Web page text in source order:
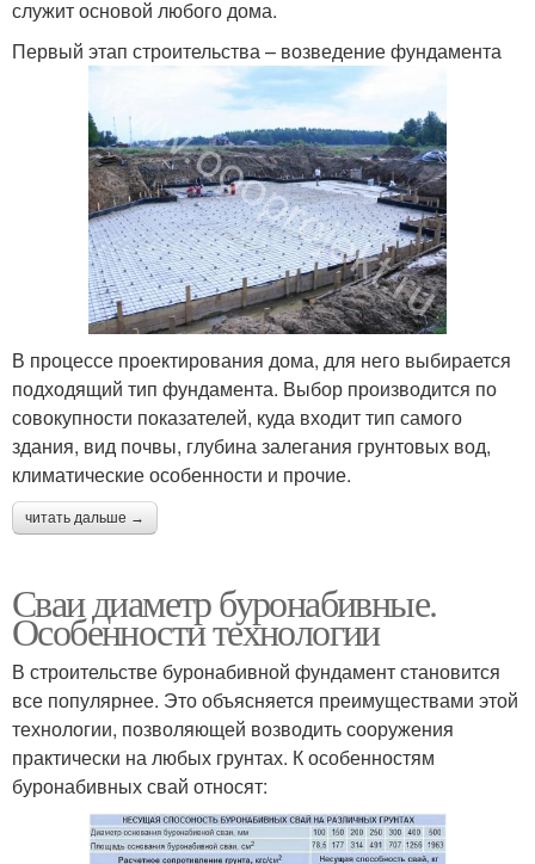
служит основой любого дома.
Первый этап строительства – возведение фундамента
В процессе проектирования дома, для него выбирается
подходящий тип фундамента. Выбор производится по
совокупности показателей, куда входит тип самого
здания, вид почвы, глубина залегания грунтовых вод,
климатические особенности и прочие.
читать дальше →
Сваи диаметр буронабивные.
Особенности технологии
В строительстве буронабивной фундамент становится
все популярнее. Это объясняется преимуществами этой
технологии, позволяющей возводить сооружения
практически на любых грунтах. К особенностям
буронабивных свай относят: